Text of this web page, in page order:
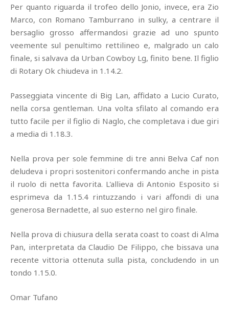
Per quanto riguarda il trofeo dello Jonio, invece, era Zio
Marco, con Romano Tamburrano in sulky, a centrare il
bersaglio grosso affermandosi grazie ad uno spunto
veemente sul penultimo rettilineo e, malgrado un calo
finale, si salvava da Urban Cowboy Lg, finito bene. Il figlio
di Rotary Ok chiudeva in 1.14.2.
Passeggiata vincente di Big Lan, affidato a Lucio Curato,
nella corsa gentleman. Una volta sfilato al comando era
tutto facile per il figlio di Naglo, che completava i due giri
a media di 1.18.3.
Nella prova per sole femmine di tre anni Belva Caf non
deludeva i propri sostenitori confermando anche in pista
il ruolo di netta favorita. L'allieva di Antonio Esposito si
esprimeva da 1.15.4 rintuzzando i vari affondi di una
generosa Bernadette, al suo esterno nel giro finale.
Nella prova di chiusura della serata coast to coast di Alma
Pan, interpretata da Claudio De Filippo, che bissava una
recente vittoria ottenuta sulla pista, concludendo in un
tondo 1.15.0.
Omar Tufano